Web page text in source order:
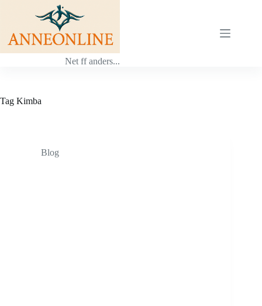
inhoud
Net ff anders...
Tag Kimba
Blog